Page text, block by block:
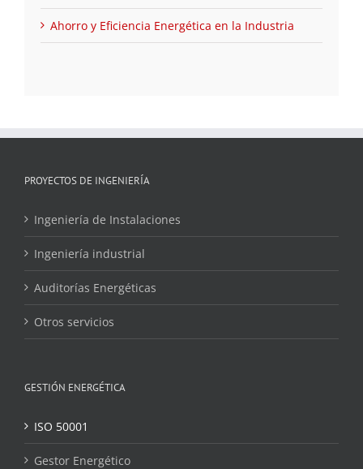
Ahorro y Eficiencia Energética en la Industria
PROYECTOS DE INGENIERÍA
Ingeniería de Instalaciones
Ingeniería industrial
Auditorías Energéticas
Otros servicios
GESTIÓN ENERGÉTICA
ISO 50001
Gestor Energético